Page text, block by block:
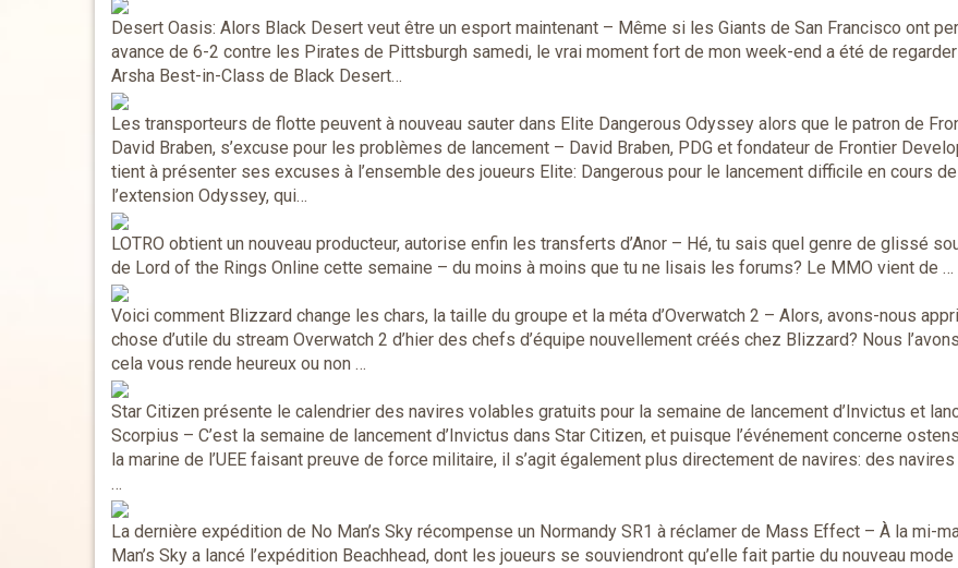
Desert Oasis: Alors Black Desert veut être un esport maintenant – Même si les Giants de San Francisco ont
avance de 6-2 contre les Pirates de Pittsburgh samedi, le vrai moment fort de mon week-end a été de
Arsha Best-in-Class de Black Desert…
Les transporteurs de flotte peuvent à nouveau sauter dans Elite Dangerous Odyssey alors que le patron de
David Braben, s’excuse pour les problèmes de lancement – David Braben, PDG et fondateur de Frontier
tient à présenter ses excuses à l’ensemble des joueurs Elite: Dangerous pour le lancement difficile en cours de
l’extension Odyssey, qui…
LOTRO obtient un nouveau producteur, autorise enfin les transferts d’Anor – Hé, tu sais quel genre de glissé
de Lord of the Rings Online cette semaine – du moins à moins que tu ne lisais les forums? Le MMO vient de …
Voici comment Blizzard change les chars, la taille du groupe et la méta d’Overwatch 2 – Alors, avons-nous
chose d’utile du stream Overwatch 2 d’hier des chefs d’équipe nouvellement créés chez Blizzard? Nous
cela vous rende heureux ou non …
Star Citizen présente le calendrier des navires volables gratuits pour la semaine de lancement d’Invictus et
Scorpius – C’est la semaine de lancement d’Invictus dans Star Citizen, et puisque l’événement concerne
la marine de l’UEE faisant preuve de force militaire, il s’agit également plus directement de navires: des
…
La dernière expédition de No Man’s Sky récompense un Normandy SR1 à réclamer de Mass Effect – À la mi-
Man’s Sky a lancé l’expédition Beachhead, dont les joueurs se souviendront qu’elle fait partie du nouveau mode